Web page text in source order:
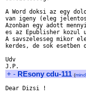
A Word doksi az egy
van igeny (eleg
Azonban egy adott
es az Epublisher kozul
A savszelesseg mikor
kerdes, de sok esetben
Udv
+ - REsony cdu-111 (mind
Dear Dizsi !